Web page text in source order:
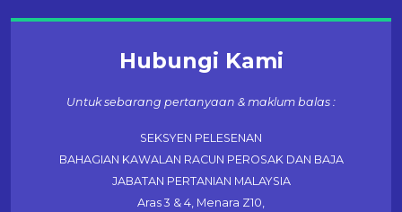
Hubungi Kami
Untuk sebarang pertanyaan & maklum balas :
SEKSYEN PELESENAN
BAHAGIAN KAWALAN RACUN PEROSAK DAN BAJA
JABATAN PERTANIAN MALAYSIA
Aras 3 & 4, Menara Z10,